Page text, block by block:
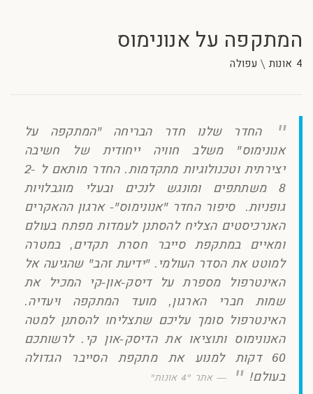
המתקפה על אנונימוס
4 אונות \ עפולה
החדר שלנו חדר הבריחה "המתקפה על
אנונימוס" משלב חוויה ייחודית של חשיבה
יצירתית וטכנולוגיות מתקדמות. החדר מותאם ל 2-
8 משתתפים ומונגש לנכים ובעלי מוגבלויות
גופניות. ​ סיפור החדר "אנונימוס"- ארגון ההאקרים
האנרכיסטים הצליח להסתנן לעמדות מפתח בעולם
ומאיים במתקפת סייבר חסרת תקדים, במטרה
למוטט את הסדר העולמי. "ידיעת זהב" שהגיעה אל
האינטרפול מספרת על דיסק-און-קי המכיל את
שמות חברי הארגון, מועד המתקפה ויעדיה.
האינטרפול סומך עליכם שתצליחו להסתנן למטה
האנונימוס ותוציאו את הדיסק-און קי. לרשותכם
60 דקות למנוע את מתקפת הסייבר הגדולה
בעולם!
אתר "4 אונות"